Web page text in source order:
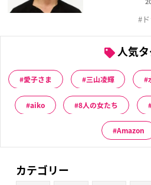
人気
愛子さま 三山凌輝
aiko 8人の女たち
Amazon
カテゴリー